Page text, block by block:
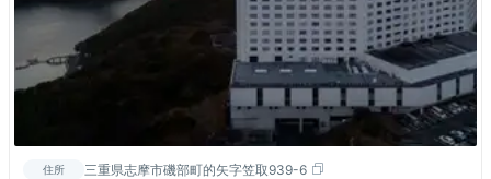
住所 三重県志摩市磯部町的矢字笠取939-6